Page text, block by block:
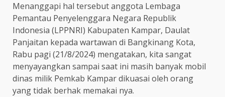
Menanggapi hal tersebut anggota Lembaga
Pemantau Penyelenggara Negara Republik
Indonesia (LPPNRI) Kabupaten Kampar, Daulat
Panjaitan kepada wartawan di Bangkinang Kota,
Rabu pagi (21/8/2024) mengatakan, kita sangat
menyayangkan sampai saat ini masih banyak mobil
dinas milik Pemkab Kampar dikuasai oleh orang
yang tidak berhak memakai nya.